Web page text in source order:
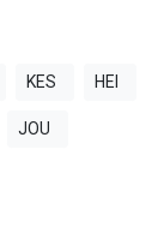
KES HEI
JOU